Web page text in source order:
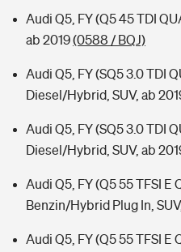
Audi Q5, FY (Q5 45 TDI
ab 2019(0588 / BQJ)
Audi Q5, FY (SQ5 3.0 TDI
Diesel/Hybrid, SUV, ab
Audi Q5, FY (SQ5 3.0 TDI
Diesel/Hybrid, SUV, ab
Audi Q5, FY (Q5 55 TFSI E
Benzin/Hybrid Plug In,
Audi Q5, FY (Q5 55 TFSI E